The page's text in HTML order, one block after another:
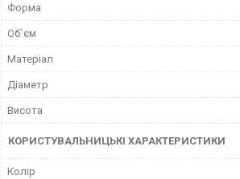
Форма
Об`єм
Матеріал
Діаметр
Висота
КОРИСТУВАЛЬНИЦЬКІ ХАРАКТЕРИСТИКИ
Колір